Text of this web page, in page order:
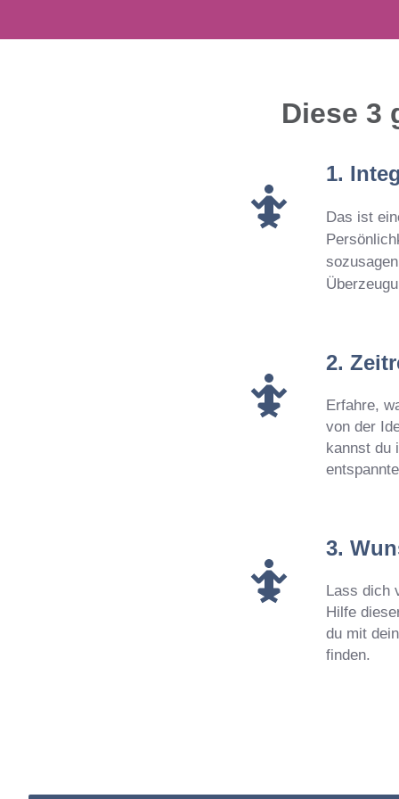
Diese 3
1.
Das ist
2.
Erfahre,
von der
kannst du
3.
Lass dich
Hilfe
du mit
finden.